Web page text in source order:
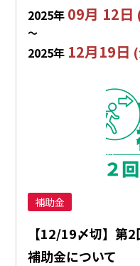
2025年 09月 12日
〜
2025年 12月19日
補助金
【12/19〆切】第
補助金について